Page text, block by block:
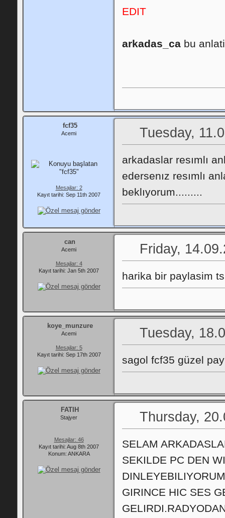
EDIT
arkadas_ca bu
fcf35
Acemi
Mesajlar: 2
Kayıt tarihi: Sep 11th 2007
Tuesday,
arkadaslar resımlı
edersenız resımlı
beklıyorum.........
can
Acemi
Mesajlar: 4
Kayıt tarihi: Jan 5th 2007
Friday,
harika bir paylasim
koye_munzure
Acemi
Mesajlar: 5
Kayıt tarihi: Sep 17th 2007
Tuesday,
sagol fcf35 güzel
FATIH
Stajyer
Mesajlar: 46
Kayıt tarihi: Aug 8th 2007
Konum: ANKARA
Thursday,
SELAM
SEKILDE PC DEN
GIRINCE HIC SES